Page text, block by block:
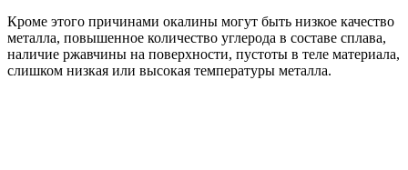
Кроме этого причинами окалины могут быть низкое качество
металла, повышенное количество углерода в составе сплава,
наличие ржавчины на поверхности, пустоты в теле материала,
слишком низкая или высокая температуры металла.